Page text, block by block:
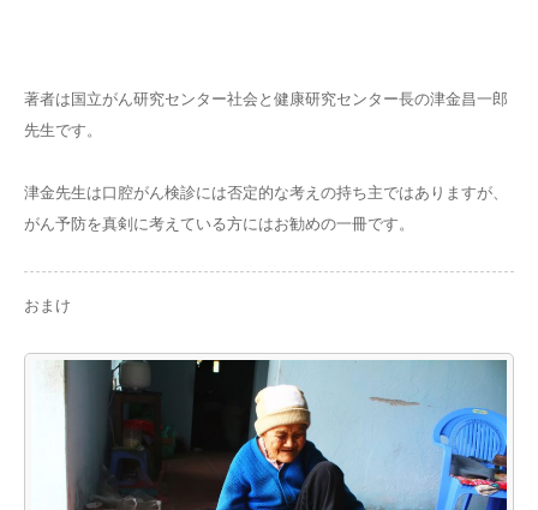
著者は国立がん研究センター社会と健康研究センター長の津金昌一郎
先生です。
津金先生は口腔がん検診には否定的な考えの持ち主ではありますが、
がん予防を真剣に考えている方にはお勧めの一冊です。
おまけ